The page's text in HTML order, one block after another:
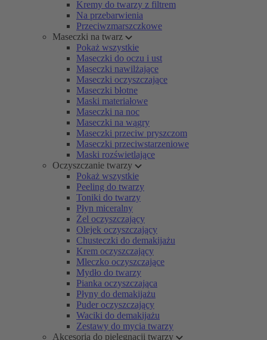
Kremy do twarzy z filtrem
Na przebarwienia
Przeciwzmarszczkowe
Maseczki na twarz
Pokaż wszystkie
Maseczki do oczu i ust
Maseczki nawilżające
Maseczki oczyszczające
Maseczki błotne
Maski materiałowe
Maseczki na noc
Maseczki na wągry
Maseczki przeciw pryszczom
Maseczki przeciwstarzeniowe
Maski rozświetlające
Oczyszczanie twarzy
Pokaż wszystkie
Peeling do twarzy
Toniki do twarzy
Płyn miceralny
Żel oczyszczający
Olejek oczyszczający
Chusteczki do demakijażu
Krem oczyszczający
Mleczko oczyszczające
Mydło do twarzy
Pianka oczyszczająca
Płyny do demakijażu
Puder oczyszczający
Waciki do demakijażu
Zestawy do mycia twarzy
Akcesoria do pielęgnacji twarzy